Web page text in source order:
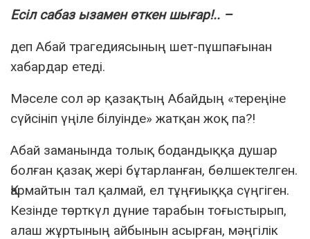
Есіл сабаз ызамен өткен шығар!.. –
деп Абай трагедиясының шет-пұшпағынан
хабардар етеді.
Мәселе сол әр қазақтың Абайдың «тереңіне
сүйсініп үңіле білуінде» жатқан жоқ па?!
Абай заманында толық бодандыққа душар
болған қазақ жері бұтарланған, бөлшектелген.
Қармайтын тал қалмай, ел тұңғиыққа сүңгіген.
Кезінде төрткүл дүние тарабын тоғыстырып,
алаш жұртының айбынын асырған, мәңгілік